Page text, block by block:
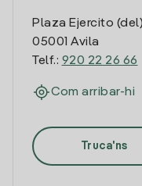
Plaza Ejercito
05001 Avila
Telf.: 920 22 26 66
Com arribar-hi
Truca'ns